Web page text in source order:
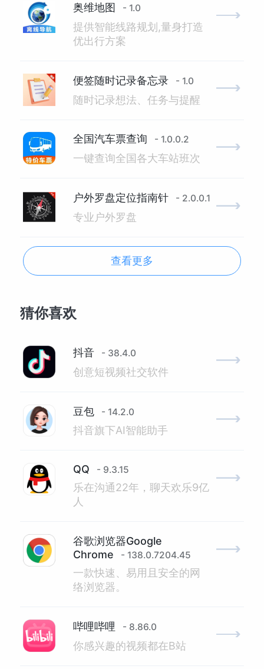
奥维地图 - 1.0
提供智能线路规划,量身打造
优出行方案
便签随时记录备忘录 - 1.0
随时记录想法、任务与提醒
全国汽车票查询 - 1.0.0.2
一键查询全国各大车站班次
户外罗盘定位指南针 - 2.0.0.1
专业户外罗盘
查看更多
猜你喜欢
抖音 - 38.4.0
创意短视频社交软件
豆包 - 14.2.0
抖音旗下AI智能助手
QQ - 9.3.15
乐在沟通22年，聊天欢乐9亿
人
谷歌浏览器Google
Chrome
- 138.0.7204.45
一款快速、易用且安全的网
络浏览器。
哔哩哔哩 - 8.86.0
你感兴趣的视频都在B站